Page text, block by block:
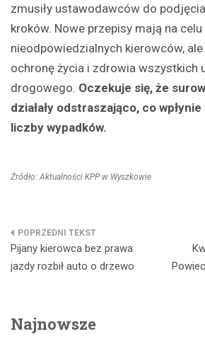
zmusiły ustawodawców do
kroków. Nowe przepisy mają na
nieodpowiedzialnych kierowców,
ochronę życia i zdrowia wszystkich
drogowego. Oczekuje się, że
działały odstraszająco, co
liczby wypadków.
Źródło: Aktualności KPP w Wyszkowie
Nawigacja
wpisu
Pijany kierowca bez prawa
jazdy rozbił auto o drzewo
Najnowsze